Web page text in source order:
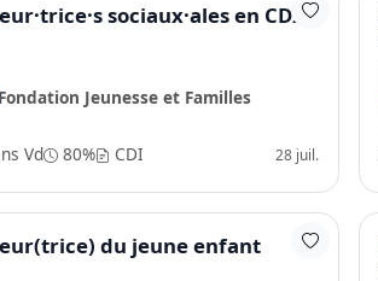
sociaux·ales en CDI
Fondation Jeunesse et Familles
Vd 80% CDI 28 juil.
du jeune enfant